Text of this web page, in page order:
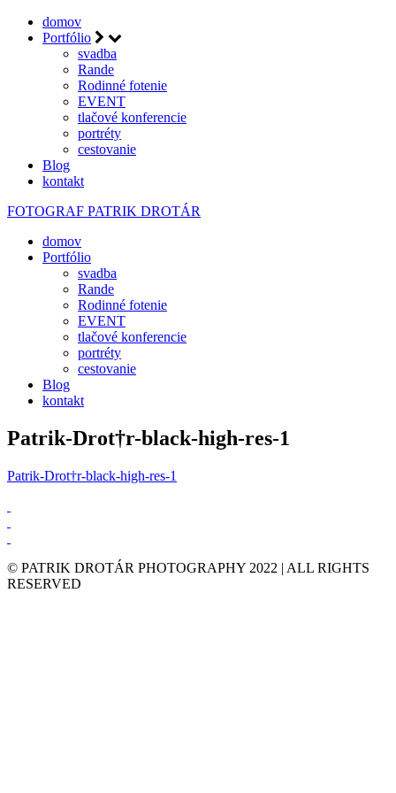
domov
Portfólio
svadba
Rande
Rodinné fotenie
EVENT
tlačové konferencie
portréty
cestovanie
Blog
kontakt
FOTOGRAF PATRIK DROTÁR
domov
Portfólio
svadba
Rande
Rodinné fotenie
EVENT
tlačové konferencie
portréty
cestovanie
Blog
kontakt
Patrik-Drot†r-black-high-res-1
Patrik-Drot†r-black-high-res-1
© PATRIK DROTÁR PHOTOGRAPHY 2022 | ALL RIGHTS
RESERVED